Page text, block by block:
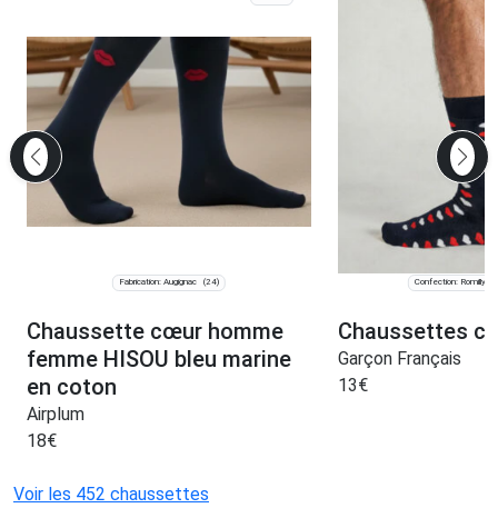
Fabrication: Augignac (24)
Chaussette cœur homme
femme HISOU bleu marine
en coton
Airplum
18€
Confection: Romilly-
Chaussettes
Garçon Français
13€
Voir les 452 chaussettes